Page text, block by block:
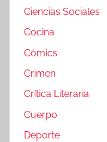
Ciencias Sociales
Cocina
Cómics
Crimen
Crítica Literaria
Cuerpo
Deporte